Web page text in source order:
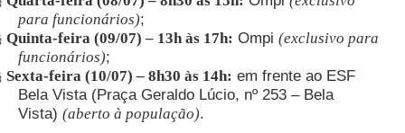
para funcionários);
Quinta-feira (09/07) – 13h às 17h: Ompi(exclusivo para
funcionários);
Sexta-feira (10/07) – 8h30 às 14h: em frente ao ESF
Bela Vista (Praça Geraldo Lúcio, nº 253 – Bela
Vista)(aberto à população).